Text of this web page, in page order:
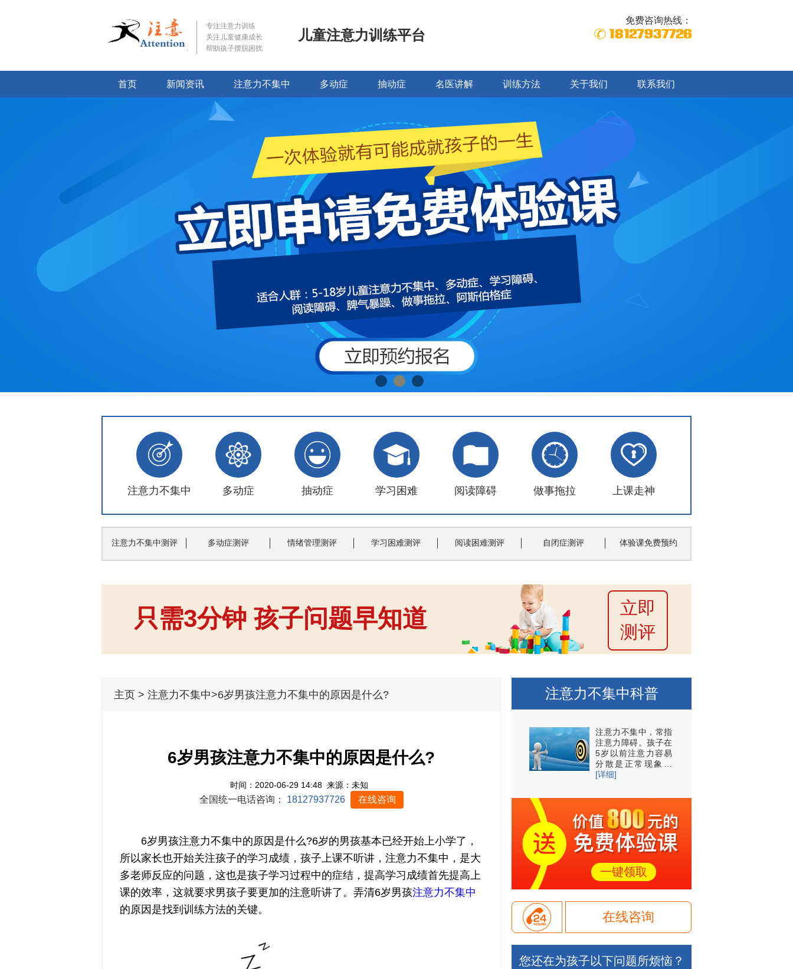
专注注意力训练
关注儿童健康成长
帮助孩子摆脱困扰
儿童注意力训练平台
免费咨询热线：
18127937726
首页 新闻资讯 注意力不集中 多动症 抽动症 名医讲解 训练方法 关于我们 联系我们
注意力不集中 多动症 抽动症 学习困难 阅读障碍 做事拖拉 上课走神
注意力不集中测评 多动症测评 情绪管理测评 学习困难测评 阅读困难测评 自闭症测评 体验课免费预约
只需3分钟 孩子问题早知道
立即
测评
主页 > 注意力不集中>6岁男孩注意力不集中的原因是什么?
6岁男孩注意力不集中的原因是什么?
时间：2020-06-29 14:48 来源：未知
全国统一电话咨询： 18127937726 在线咨询
6岁男孩注意力不集中的原因是什么?6岁的男孩基本已经开始上小学了，
所以家长也开始关注孩子的学习成绩，孩子上课不听讲，注意力不集中，是大
多老师反应的问题，这也是孩子学习过程中的症结，提高学习成绩首先提高上
课的效率，这就要求男孩子要更加的注意听讲了。弄清6岁男孩注意力不集中
的原因是找到训练方法的关键。
注意力不集中科普
注意力不集中，常指
注意力障碍。孩子在
5岁以前注意力容易
分散是正常现象…
[详细]
一键领取
在线咨询
您还在为孩子以下问题所烦恼？